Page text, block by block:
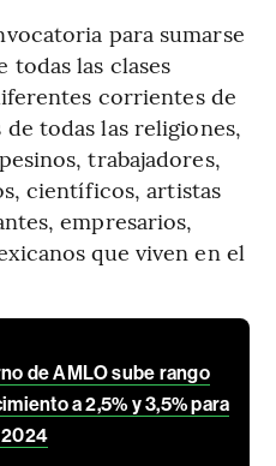
para sumarse
todas las clases
corrientes de
todas las religiones,
trabajadores,
científicos, artistas
empresarios,
que viven en el
de AMLO sube rango
a 2,5% y 3,5% para